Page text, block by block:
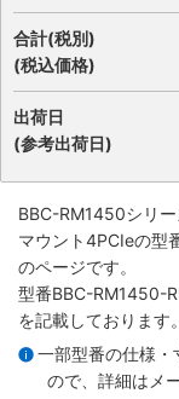
合計(税別)
(税込価格)
出荷日
(参考出荷日)
BBC-RM1450シリ
マウント4PCIeの型
のページです。
型番BBC-RM1450-
を記載しております。
一部型番の仕様・
ので、詳細は メ